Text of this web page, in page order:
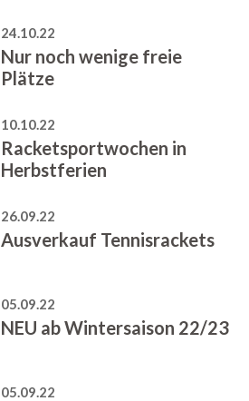
24.10.22
Nur noch wenige freie
Plätze
10.10.22
Racketsportwochen in
Herbstferien
26.09.22
Ausverkauf Tennisrackets
05.09.22
NEU ab Wintersaison 22/23
05.09.22